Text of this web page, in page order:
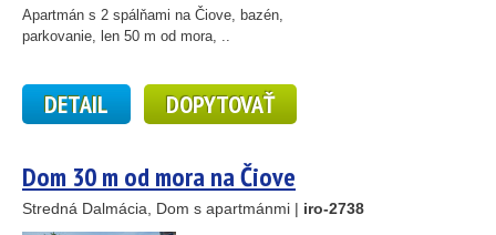
Apartmán s 2 spálňami na Čiove, bazén,
parkovanie, len 50 m od mora, ..
DETAIL DOPYTOVAŤ
Dom 30 m od mora na Čiove
Stredná Dalmácia, Dom s apartmánmi | iro-2738